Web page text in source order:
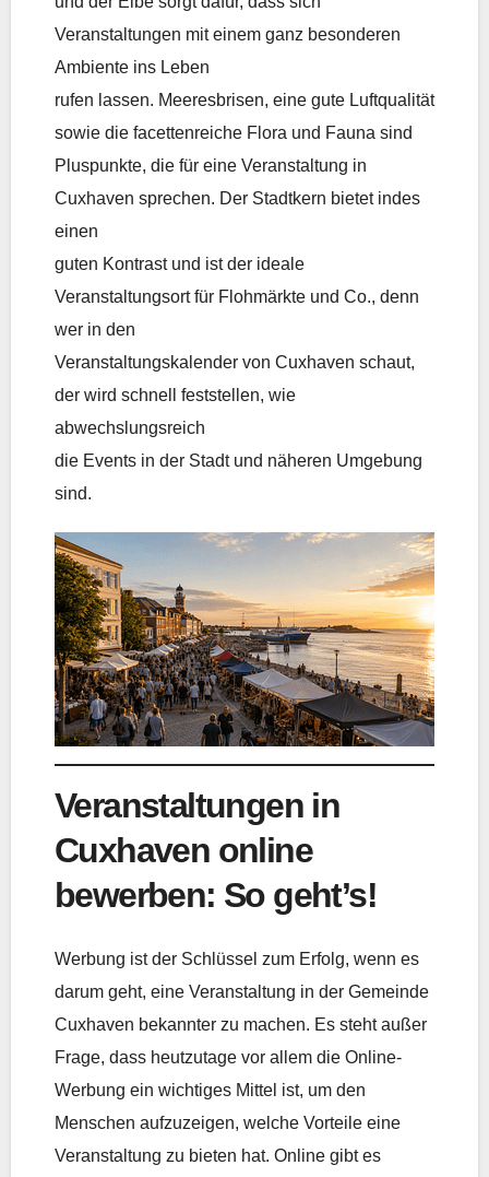
Veranstaltungen mit einem ganz besonderen
Ambiente ins Leben
rufen lassen. Meeresbrisen, eine gute Luftqualität
sowie die facettenreiche Flora und Fauna sind
Pluspunkte, die für eine Veranstaltung in
Cuxhaven sprechen. Der Stadtkern bietet indes
einen
guten Kontrast und ist der ideale
Veranstaltungsort für Flohmärkte und Co., denn
wer in den
Veranstaltungskalender von Cuxhaven schaut,
der wird schnell feststellen, wie
abwechslungsreich
die Events in der Stadt und näheren Umgebung
sind.
Veranstaltungen in
Cuxhaven online
bewerben: So geht’s!
Werbung ist der Schlüssel zum Erfolg, wenn es
darum geht, eine Veranstaltung in der Gemeinde
Cuxhaven bekannter zu machen. Es steht außer
Frage, dass heutzutage vor allem die Online-
Werbung ein wichtiges Mittel ist, um den
Menschen aufzuzeigen, welche Vorteile eine
Veranstaltung zu bieten hat. Online gibt es